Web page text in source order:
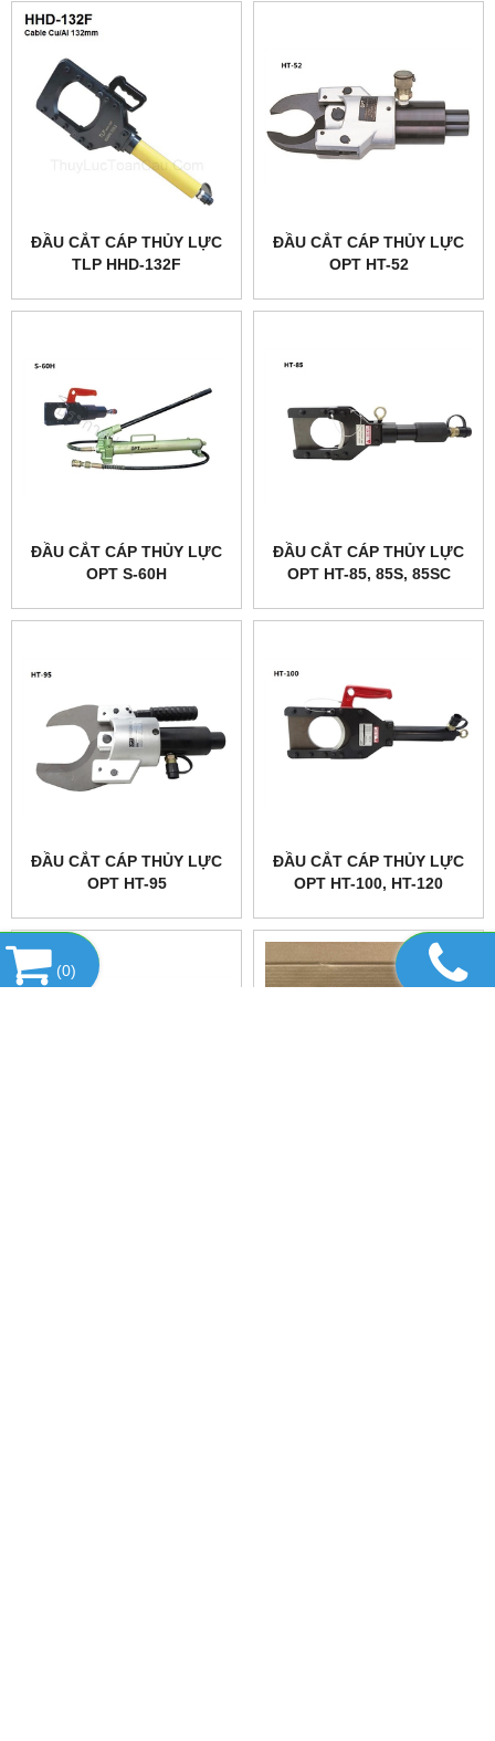
ĐẦU CẮT CÁP THỦY LỰC
TLP HHD-132F
ĐẦU CẮT CÁP THỦY LỰC
OPT HT-52
ĐẦU CẮT CÁP THỦY LỰC
OPT S-60H
ĐẦU CẮT CÁP THỦY LỰC
OPT HT-85, 85S, 85SC
ĐẦU CẮT CÁP THỦY LỰC
OPT HT-95
ĐẦU CẮT CÁP THỦY LỰC
OPT HT-100, HT-120
(0)